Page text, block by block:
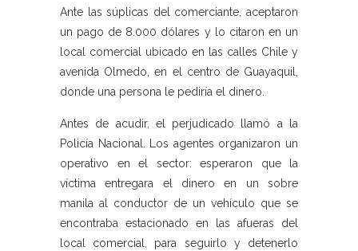
Ante las súplicas del comerciante, aceptaron
un pago de 8.000 dólares y lo citaron en un
local comercial ubicado en las calles Chile y
avenida Olmedo, en el centro de Guayaquil,
donde una persona le pediría el dinero.
Antes de acudir, el perjudicado llamó a la
Policía Nacional. Los agentes organizaron un
operativo en el sector: esperaron que la
víctima entregara el dinero en un sobre
manila al conductor de un vehículo que se
encontraba estacionado en las afueras del
local comercial, para seguirlo y detenerlo